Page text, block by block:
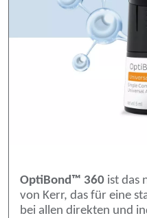
OptiBond™ 360 ist das
von Kerr, das für eine
bei allen direkten und